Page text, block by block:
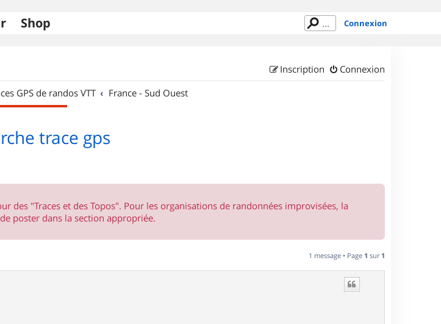
Shop Connexion
Connexion
Inscription
GPS de randos VTT France - Sud Ouest
trace gps
"Traces et des Topos". Pour les organisations de randonnées improvisées, la
poster dans la section appropriée.
1 message • Page 1 sur 1